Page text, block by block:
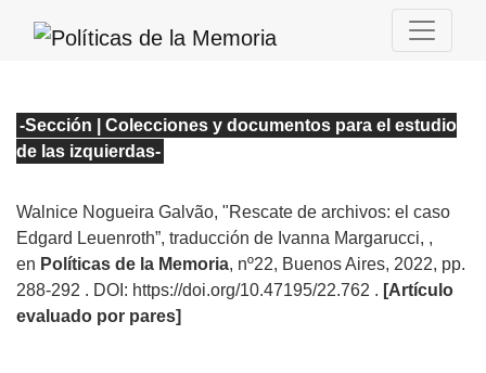
-Sección | Colecciones y documentos para el estudio
de las izquierdas-
Walnice Nogueira Galvão, "Rescate de archivos: el caso
Edgard Leuenroth”, traducción de Ivanna Margarucci, ,
en Políticas de la Memoria, nº22, Buenos Aires, 2022, pp.
288-292 . DOI: https://doi.org/10.47195/22.762 . [Artículo
evaluado por pares]